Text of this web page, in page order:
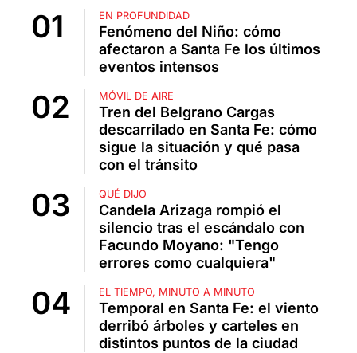
EN PROFUNDIDAD
Fenómeno del Niño: cómo
afectaron a Santa Fe los últimos
eventos intensos
MÓVIL DE AIRE
Tren del Belgrano Cargas
descarrilado en Santa Fe: cómo
sigue la situación y qué pasa
con el tránsito
QUÉ DIJO
Candela Arizaga rompió el
silencio tras el escándalo con
Facundo Moyano: "Tengo
errores como cualquiera"
EL TIEMPO, MINUTO A MINUTO
Temporal en Santa Fe: el viento
derribó árboles y carteles en
distintos puntos de la ciudad